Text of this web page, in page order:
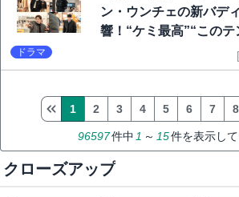
ン・ウンチェの新バデ
響！“ケミ最高”“この
ドラマ
96597件中 1 ～ 15件を表示して
1 2 3 4 5 6 7 8
クローズアップ